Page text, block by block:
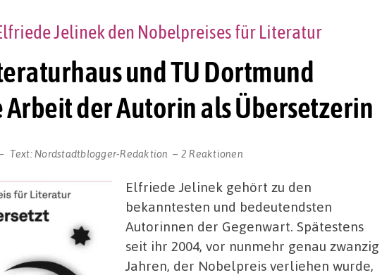
und TU Dortmund
der Autorin als Übersetzerin
Jelinek den Nobelpreises für Literatur
Text: Nordstadtblogger-Redaktion 2 Reaktionen
Elfriede Jelinek gehört zu den
bekanntesten und bedeutendsten
Autorinnen der Gegenwart. Spätestens
seit ihr 2004, vor nunmehr genau zwanzig
Jahren, der Nobelpreis verliehen wurde,